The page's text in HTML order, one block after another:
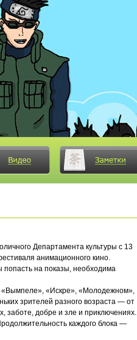
Департамента культуры с 13
анимационного кино.
на показы, необходима
«Вымпеле», «Искре», «Молодежном»,
зрителей разного возраста — от
заботе, добре и зле и приключениях.
каждого блока —